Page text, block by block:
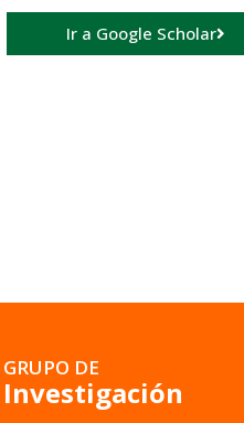
Ir a Google Scholar
GRUPO DE
Investigación